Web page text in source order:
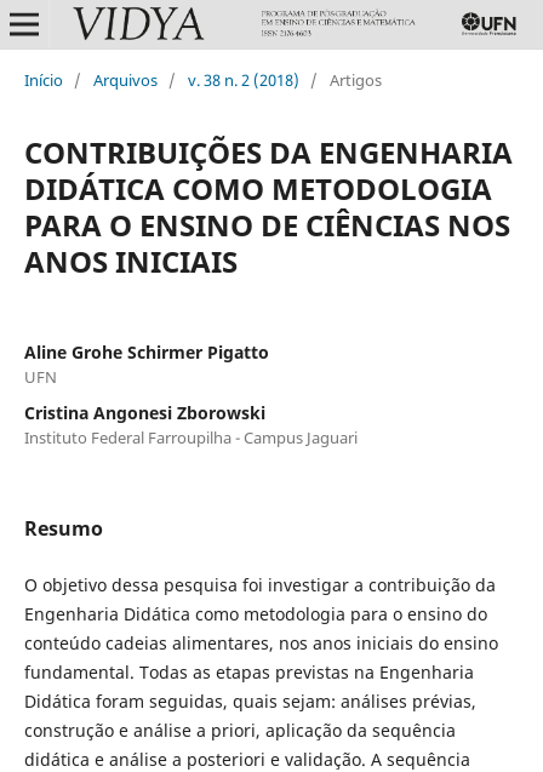
Início / Arquivos / v. 38 n. 2 (2018) / Artigos
CONTRIBUIÇÕES DA ENGENHARIA
DIDÁTICA COMO METODOLOGIA
PARA O ENSINO DE CIÊNCIAS NOS
ANOS INICIAIS
Aline Grohe Schirmer Pigatto
UFN
Cristina Angonesi Zborowski
Instituto Federal Farroupilha - Campus Jaguari
Resumo
O objetivo dessa pesquisa foi investigar a contribuição da
Engenharia Didática como metodologia para o ensino do
conteúdo cadeias alimentares, nos anos iniciais do ensino
fundamental. Todas as etapas previstas na Engenharia
Didática foram seguidas, quais sejam: análises prévias,
construção e análise a priori, aplicação da sequência
didática e análise a posteriori e validação. A sequência